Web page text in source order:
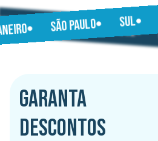
SÃO PAULO SUL
SÃO PAULO SUL
GARANTA
DESCONTOS